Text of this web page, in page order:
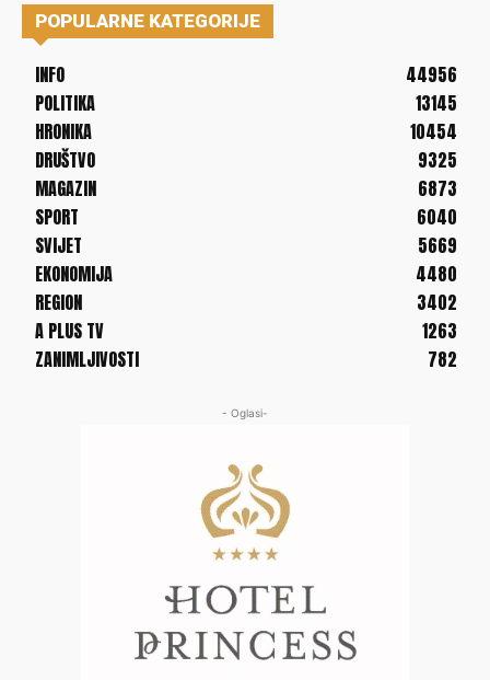
POPULARNE KATEGORIJE
INFO
44956
POLITIKA
13145
HRONIKA
10454
DRUŠTVO
9325
MAGAZIN
6873
SPORT
6040
SVIJET
5669
EKONOMIJA
4480
REGION
3402
A PLUS TV
1263
ZANIMLJIVOSTI
782
- Oglasi-